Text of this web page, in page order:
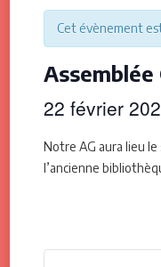
Cet évènement
Assemblée
22 février
Notre AG aura lieu le
l’ancienne